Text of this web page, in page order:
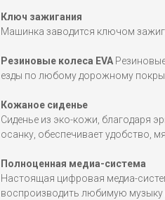
Ключ зажигания
Машинка заводится ключом
Резиновые колеса EVA
езды по любому дорожному
Кожаное сиденье
Сиденье из эко-кожи, благодаря
осанку, обеспечивает удобство,
Полноценная медиа-система
Настоящая цифровая медиа-
воспроизводить любимую музыку